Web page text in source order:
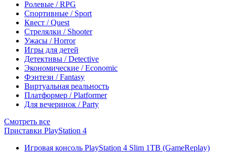
Ролевые / RPG
Спортивные / Sport
Квест / Quest
Стрелялки / Shooter
Ужасы / Horror
Игры для детей
Детективы / Detective
Экономические / Economic
Фэнтези / Fantasy
Виртуальная реальность
Платформер / Platformer
Для вечеринок / Party
Смотреть все
Приставки PlayStation 4
Игровая консоль PlayStation 4 Slim 1TB (GameReplay)